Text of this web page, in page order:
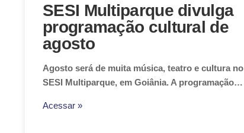
SESI Multiparque divulga
programação cultural de
agosto
Agosto será de muita música, teatro e cultura no
SESI Multiparque, em Goiânia. A programação…
Acessar »